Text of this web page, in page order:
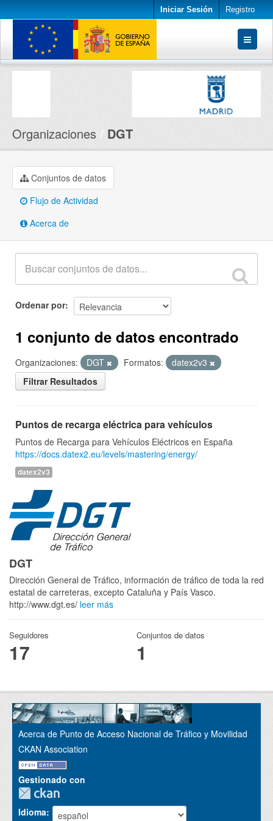
Iniciar Sesión Registro
Conjuntos de datos
Organizaciones DGT
Conjuntos de datos
Flujo de Actividad
Acerca de
Ordenar por
1 conjunto de datos encontrado
Organizaciones: DGT Formatos:
datex2v3
Filtrar Resultados
Puntos de recarga eléctrica para vehículos
Puntos de Recarga para Vehículos Eléctricos en España
https://docs.datex2.eu/levels/mastering/energy/
datex2v3
DGT
Dirección General de Tráfico, información de tráfico de toda la red
estatal de carreteras, excepto Cataluña y País Vasco.
http://www.dgt.es/ leer más
Seguidores
17
Conjuntos de datos
1
Acerca de Punto de Acceso Nacional de Tráfico y Movilidad
CKAN Association
Gestionado con
Idioma